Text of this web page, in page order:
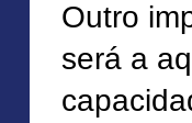
Outro
será a